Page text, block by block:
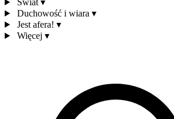
Świat ▾
Duchowość i wiara ▾
Jest afera! ▾
Więcej ▾